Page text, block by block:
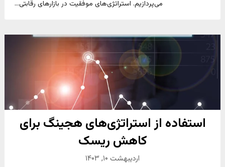
می‌پردازیم. استراتژی‌های موفقیت در بازارهای رقابتی...
استفاده از استراتژی‌های هجینگ برای
کاهش ریسک
اردیبهشت ۱۰, ۱۴۰۳